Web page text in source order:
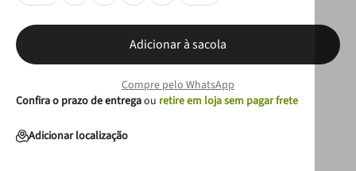
Adicionar à sacola
Compre pelo WhatsApp
Confira o prazo de entregaou retire em loja sem pagar frete
Adicionar localização